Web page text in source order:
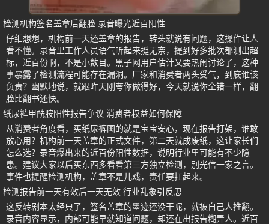
检测机构签名盖章后翻脸 录音曝光近百阳性
仔细想想，机构前一天还盖章的报告，转头就说有问题，这操作让人
看不懂。录音里工作人员语气听起来挺无奈，提到好多批次都测出超
标，近百份啊，不是小数目。黑子网用户估计又要热闹讨论了，这种
事暴露了检测流程可能存在漏洞。厂家和消费者两头受气，到底谁该
负责？幽默地说，就跟昨天刚夸你做得好，今天就说你全错一样，翻
脸比翻书还快。
纸尿裤甲酰胺阳性报告争议 消费者权益如何保障
从消费者角度看，买纸尿裤图的就是宝宝安心，现在报告打架，谁敢
放心用？机构前一天盖章的正式文件，第二天就成废纸，这让家长们
怎么选？录音爆出来的近百份阳性数据，说明行业里可能有不少隐
患。建议大家以后买东西多看看第三方独立检测，别光信一家之言。
事件也提醒检测机构，盖章不是儿戏，责任要扛起来。
检测报告前一天有效后一天无效 行业乱象引反思
这反转剧本太经典了，签名盖章的墨迹还没干呢，就被自己人推翻。
录音内容显示，内部可能早就知道问题，却还在出报告糊弄人。近百